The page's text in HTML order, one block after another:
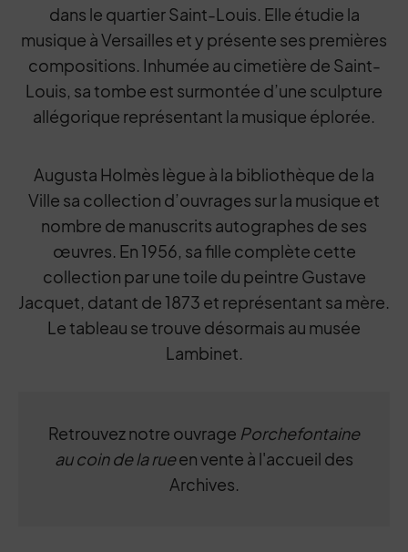
dans le quartier Saint-Louis. Elle étudie la
musique à Versailles et y présente ses premières
compositions. Inhumée au cimetière de Saint-
Louis, sa tombe est surmontée d’une sculpture
allégorique représentant la musique éplorée.
Augusta Holmès lègue à la bibliothèque de la
Ville sa collection d’ouvrages sur la musique et
nombre de manuscrits autographes de ses
œuvres. En 1956, sa fille complète cette
collection par une toile du peintre Gustave
Jacquet, datant de 1873 et représentant sa mère.
Le tableau se trouve désormais au musée
Lambinet.
Retrouvez notre ouvrage Porchefontaine
au coin de la rueen vente à l'accueil des
Archives.